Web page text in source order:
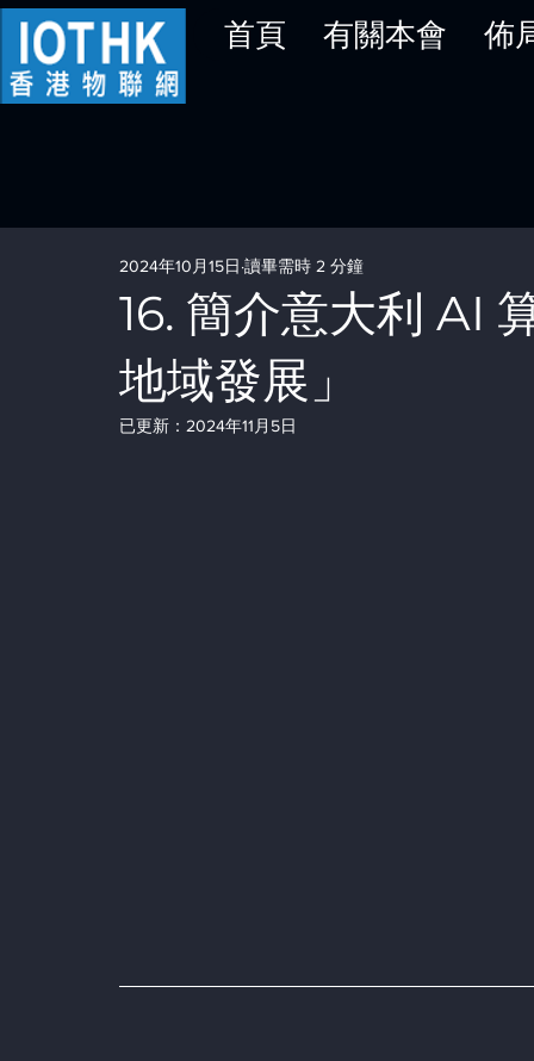
首頁 有關本會 佈
16. 簡介意大利 AI
地域發展」
2024年10月15日 讀畢需時 2 分鐘
已更新： 2024年11月5日